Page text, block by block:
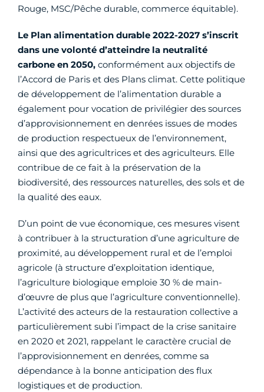
Rouge, MSC/Pêche durable, commerce équitable).
Le Plan alimentation durable 2022-2027 s’inscrit
dans une volonté d’atteindre la neutralité
carbone en 2050, conformément aux objectifs de
l’Accord de Paris et des Plans climat. Cette politique
de développement de l’alimentation durable a
également pour vocation de privilégier des sources
d’approvisionnement en denrées issues de modes
de production respectueux de l’environnement,
ainsi que des agricultrices et des agriculteurs. Elle
contribue de ce fait à la préservation de la
biodiversité, des ressources naturelles, des sols et de
la qualité des eaux.
D’un point de vue économique, ces mesures visent
à contribuer à la structuration d’une agriculture de
proximité, au développement rural et de l’emploi
agricole (à structure d’exploitation identique,
l’agriculture biologique emploie 30 % de main-
d’œuvre de plus que l’agriculture conventionnelle).
L’activité des acteurs de la restauration collective a
particulièrement subi l’impact de la crise sanitaire
en 2020 et 2021, rappelant le caractère crucial de
l’approvisionnement en denrées, comme sa
dépendance à la bonne anticipation des flux
logistiques et de production.